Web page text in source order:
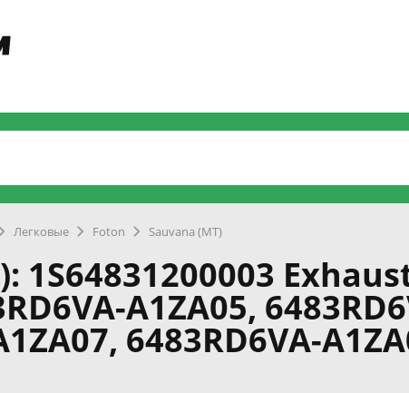
Легковые Foton Sauvana (MT)
1S64831200003
A1ZA05,
6483RD6VA-